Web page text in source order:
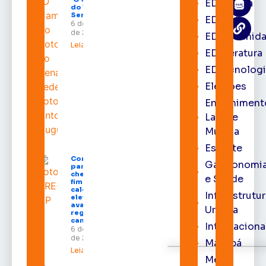
do Voto’ no
Senado
6 de agosto
de 2026
Leia mais »
Convenções
partidárias
chegam ao
fim e
calendário
eleitoral
avança para
registro de
candidaturas
6 de agosto
de 2026
Leia mais »
EDbrasília
EDcast
EDliteratura
Eleições
Lazer e
Música
Esporte
e Saúde
Urbana
Macapá
Meio